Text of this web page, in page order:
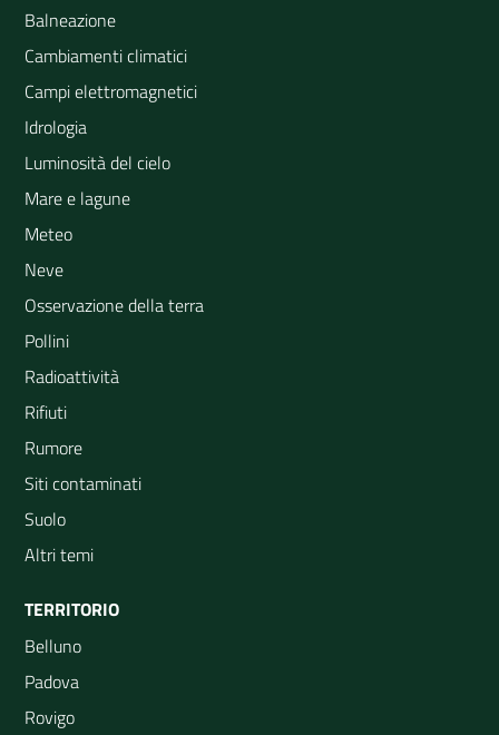
Balneazione
Cambiamenti climatici
Campi elettromagnetici
Idrologia
Luminosità del cielo
Mare e lagune
Meteo
Neve
Osservazione della terra
Pollini
Radioattività
Rifiuti
Rumore
Siti contaminati
Suolo
Altri temi
TERRITORIO
Belluno
Padova
Rovigo